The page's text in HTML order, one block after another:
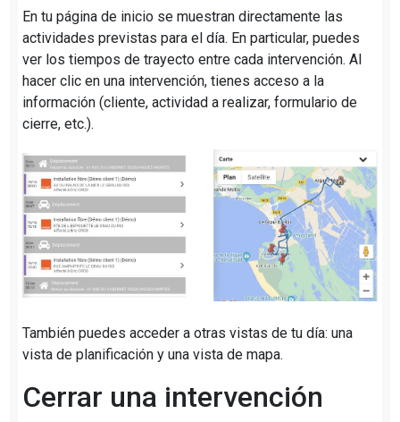
En tu página de inicio se muestran directamente las
actividades previstas para el día. En particular, puedes
ver los tiempos de trayecto entre cada intervención. Al
hacer clic en una intervención, tienes acceso a la
información (cliente, actividad a realizar, formulario de
cierre, etc.).
También puedes acceder a otras vistas de tu día: una
vista de planificación y una vista de mapa.
Cerrar una intervención